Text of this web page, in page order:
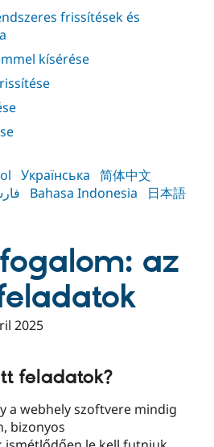
Drupal for
Drupal for
Drupal for
Drupal
Themes
Drupal
Maker
frissítések és
kísérése
Українська 简体中文
Bahasa Indonesia
日本語
az
2025
feladatok?
a webhely szoftvere mindig
bizonyos